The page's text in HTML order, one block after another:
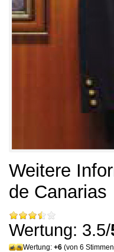
Weitere
de Canarias
Wertung: 3.5/
Wertung: +6 (von 6